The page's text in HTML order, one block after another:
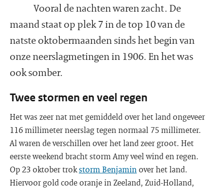
Vooral de nachten waren zacht. De
maand staat op plek 7 in de top 10 van de
natste oktobermaanden sinds het begin van
onze neerslagmetingen in 1906. En het was
ook somber.
Twee stormen en veel regen
Het was zeer nat met gemiddeld over het land ongeveer
116 millimeter neerslag tegen normaal 75 millimeter.
Al waren de verschillen over het land zeer groot. Het
eerste weekend bracht storm Amy veel wind en regen.
Op 23 oktober trokstorm Benjamin over het land.
Hiervoor gold code oranje in Zeeland, Zuid-Holland,